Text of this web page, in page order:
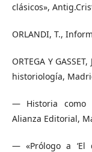
clásicos»,
ORLANDI, T.,
ORTEGA Y
historiología,
— Historia como
Alianza Editorial,
— «Prólogo a ‘El